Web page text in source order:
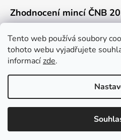
Tento web používá soubory
tohoto webu vyjadřujete
informacízde.
Zhodnocení mincí ČNB
Připravili jsme pro vás
Mýty o přepravě zlatých
Kdo někdy držel v ruce zlatou
Vytvořil
Copyright 2026Zlatnicek.cz.